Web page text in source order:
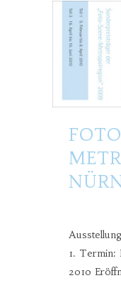
1. Termin:
2010